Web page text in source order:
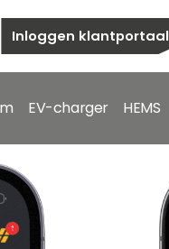
Inloggen klantportaal
EV-charger HEMS